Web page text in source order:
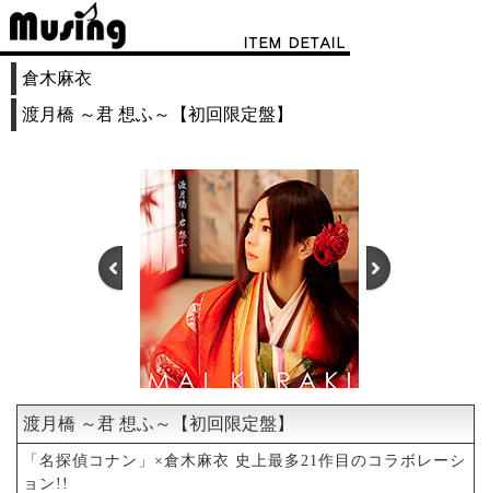
倉木麻衣
渡月橋 ～君 想ふ～【初回限定盤】
1 3 4
渡月橋 ～君 想ふ～【初回限定盤】
「名探偵コナン」×倉木麻衣 史上最多21作目のコラボレーシ
ョン!!